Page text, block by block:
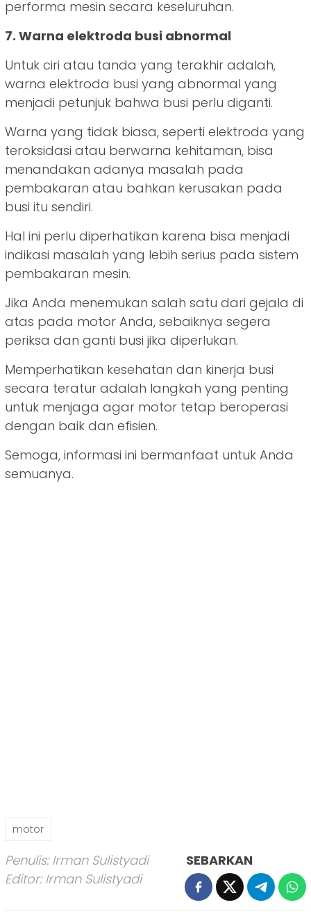
performa mesin secara keseluruhan.
7. Warna elektroda busi abnormal
Untuk ciri atau tanda yang terakhir adalah,
warna elektroda busi yang abnormal yang
menjadi petunjuk bahwa busi perlu diganti.
Warna yang tidak biasa, seperti elektroda yang
teroksidasi atau berwarna kehitaman, bisa
menandakan adanya masalah pada
pembakaran atau bahkan kerusakan pada
busi itu sendiri.
Hal ini perlu diperhatikan karena bisa menjadi
indikasi masalah yang lebih serius pada sistem
pembakaran mesin.
Jika Anda menemukan salah satu dari gejala di
atas pada motor Anda, sebaiknya segera
periksa dan ganti busi jika diperlukan.
Memperhatikan kesehatan dan kinerja busi
secara teratur adalah langkah yang penting
untuk menjaga agar motor tetap beroperasi
dengan baik dan efisien.
Semoga, informasi ini bermanfaat untuk Anda
semuanya.
motor
Penulis: Irman Sulistyadi
Editor: Irman Sulistyadi
SEBARKAN